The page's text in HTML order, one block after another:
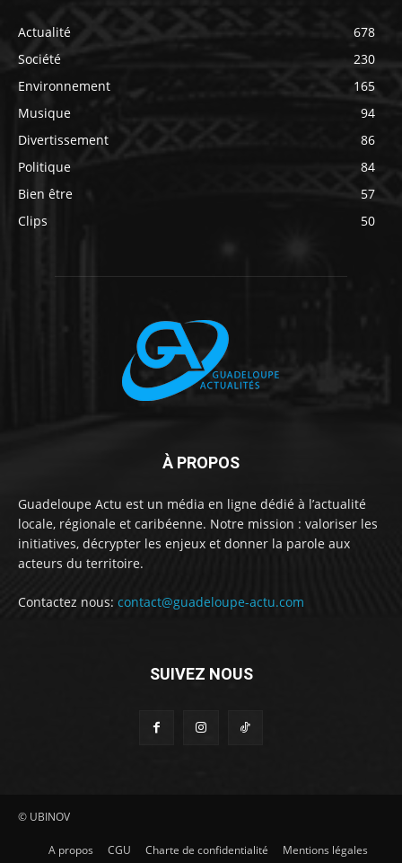
Actualité
678
Société
230
Environnement
165
Musique
94
Divertissement
86
Politique
84
Bien être
57
Clips
50
À PROPOS
Guadeloupe Actu est un média en ligne dédié à l’actualité
locale, régionale et caribéenne. Notre mission : valoriser les
initiatives, décrypter les enjeux et donner la parole aux
acteurs du territoire.
Contactez nous: contact@guadeloupe-actu.com
SUIVEZ NOUS
© UBINOV
A propos CGU Charte de confidentialité Mentions légales